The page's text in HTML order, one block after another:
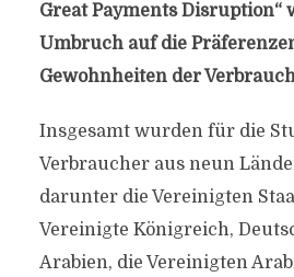
Great Payments Disruption“
Umbruch auf die
Gewohnheiten der
Insgesamt wurden für die
Verbraucher aus neun
darunter die Vereinigten
Vereinigte Königreich,
Arabien, die Vereinigten